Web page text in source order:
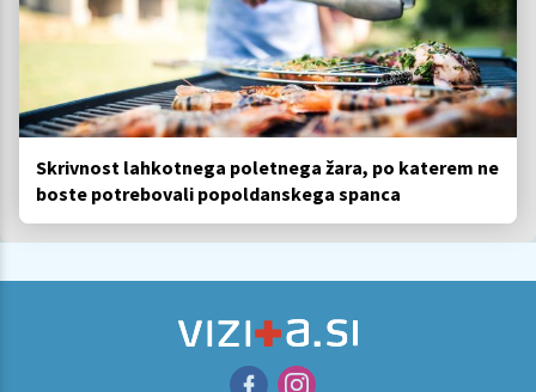
Skrivnost lahkotnega poletnega žara, po katerem ne
boste potrebovali popoldanskega spanca